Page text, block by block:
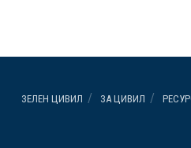
ЗЕЛЕН ЦИВИЛ ЗА ЦИВИЛ